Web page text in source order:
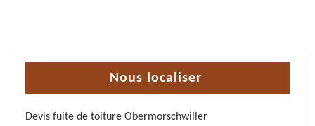
Nous localiser
Devis fuite de toiture Obermorschwiller